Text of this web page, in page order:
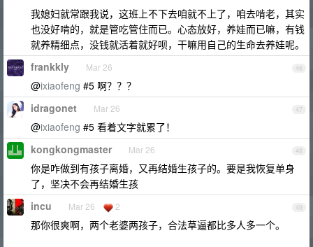
我媳妇就常跟我说，这班上不下去咱就不上了，咱去啃老，其实
也没好啃的，就是管吃管住而已。心态放好，养娃而已嘛，有钱
就养精细点，没钱就活着就好呗，干嘛用自己的生命去养娃呢。
46
frankkly Mar 26
@ixiaofeng #5 啊？？？
47
idragonet Mar 26
@ixiaofeng #5 看着文字就累了！
48
kongkongmaster Mar 26
你是咋做到有孩子离婚，又再结婚生孩子的。要是我恢复单身
了，坚决不会再结婚生孩
49
incu Mar 26 2
那你很爽啊，两个老婆两孩子，合法草逼都比多人多一个。